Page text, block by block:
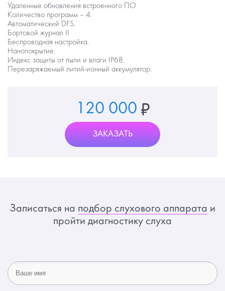
Удаленные обновления встроенного ПО
Количество программ – 4.
Автоматический DFS.
Бортовой журнал II
Беспроводная настройка.
Нанопокрытие.
Индекс защиты от пыли и влаги IP68.
Перезаряжаемый литий-ионный аккумулятор.
120 000
ЗАКАЗАТЬ
Записаться на подбор слухового аппарата и
пройти диагностику слуха